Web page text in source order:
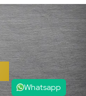
Whatsapp